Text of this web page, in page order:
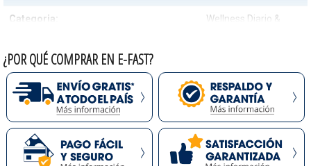
Categoria:
Wellness Diario &
Material:
natural
Textura: Suave y absorbente
Uso recomendado:
Higiene personal y
cuidado facial
Hipoalergenico: Sí
¿POR QUÉ COMPRAR EN E-FAST?